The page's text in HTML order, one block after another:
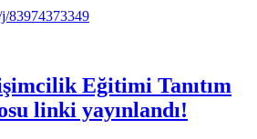
83974373349
Eğitimi Tanıtım
linki yayınlandı!